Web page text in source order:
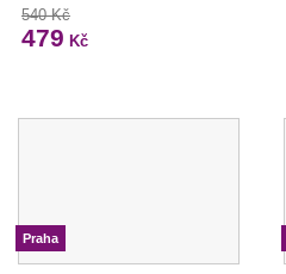
540 Kč
479 Kč
Praha